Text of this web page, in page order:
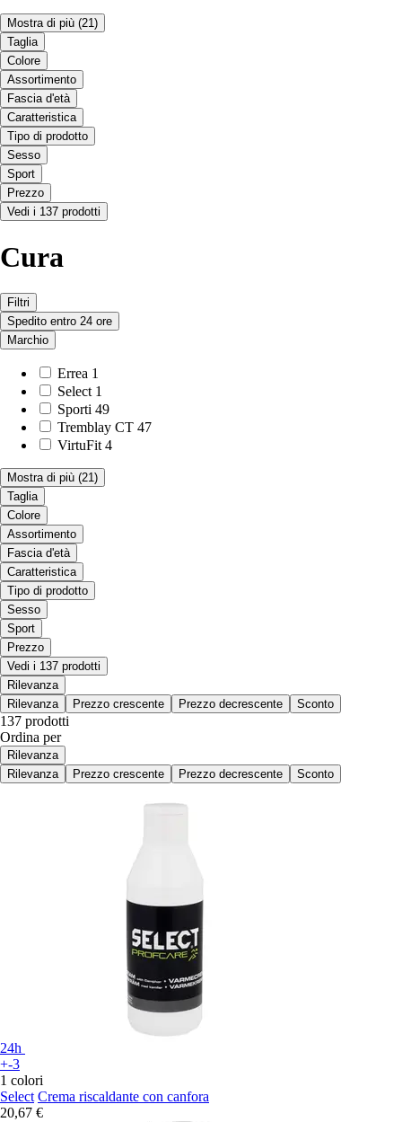
Mostra di più (21)
Taglia
Colore
Assortimento
Fascia d'età
Caratteristica
Tipo di prodotto
Sesso
Sport
Prezzo
Vedi i 137 prodotti
Cura
Filtri
Spedito entro 24 ore
Marchio
Errea 1
Select 1
Sporti 49
Tremblay CT 47
VirtuFit 4
Mostra di più (21)
Taglia
Colore
Assortimento
Fascia d'età
Caratteristica
Tipo di prodotto
Sesso
Sport
Prezzo
Vedi i 137 prodotti
Rilevanza
Rilevanza
Prezzo crescente Prezzo decrescente Sconto
137 prodotti
Ordina per
Rilevanza
Rilevanza
Prezzo crescente Prezzo decrescente Sconto
24h
+-3
1 colori
Select Crema riscaldante con canfora
20,67 €